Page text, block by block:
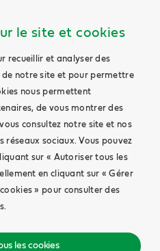
le site et cookies
recueillir et analyser des
de notre site et pour permettre
nous permettent
de vous montrer des
consultez notre site et nos
sociaux. Vous pouvez
sur « Autoriser tous les
en cliquant sur « Gérer
» pour consulter des
les cookies